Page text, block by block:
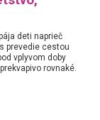
deti naprieč
prevedie cestou
vplyvom doby
rovnaké.